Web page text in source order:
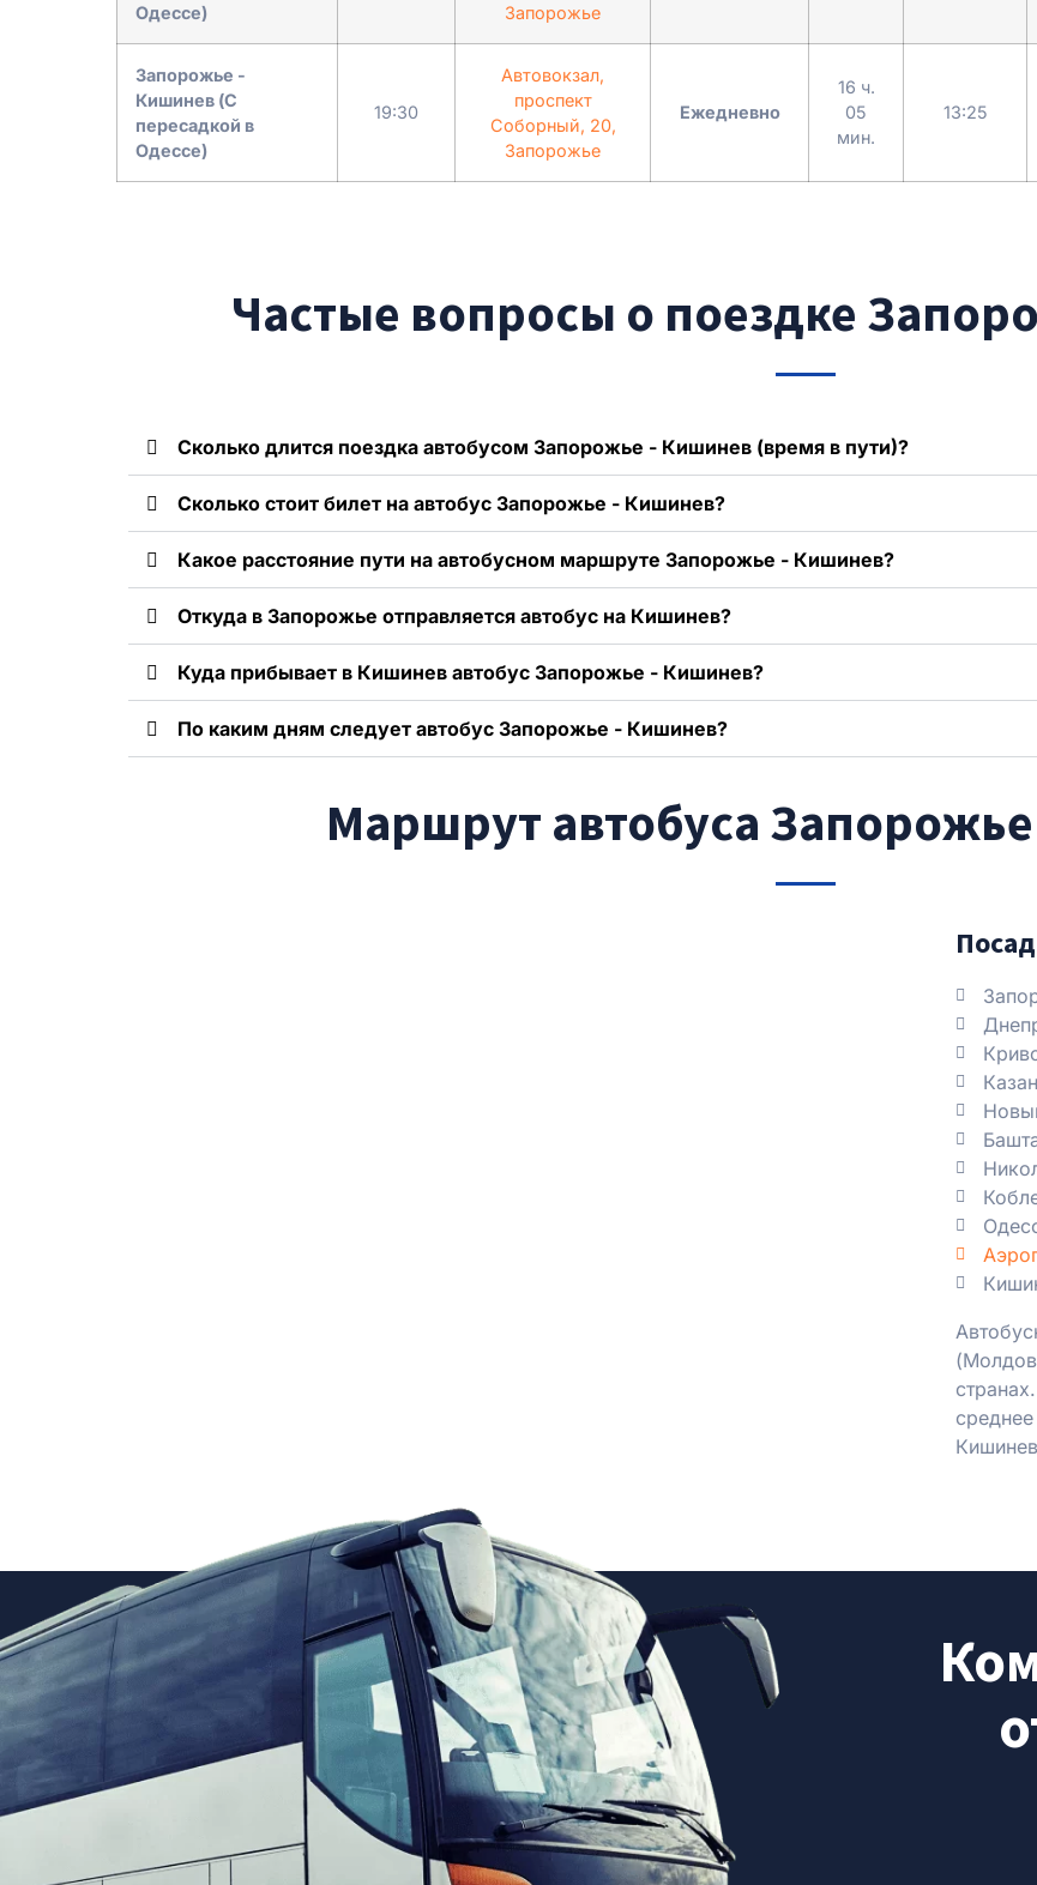
Одессе)
Запорожье
Запорожье -
Кишинев (С
пересадкой в ​​
Одессе)
19:30
Автовокзал,
проспект
Соборный, 20,
Запорожье
Ежедневно
16 ч.
05
мин.
13:25
Частые вопросы о поездке
Сколько длится поездка автобусом Запорожье - Кишинев (время в пути)?
Сколько стоит билет на автобус Запорожье - Кишинев?
Какое расстояние пути на автобусном маршруте Запорожье - Кишинев?
Откуда в Запорожье отправляется автобус на Кишинев?
Куда прибывает в Кишинев автобус Запорожье - Кишинев?
По каким дням следует автобус Запорожье - Кишинев?
Маршрут автобуса